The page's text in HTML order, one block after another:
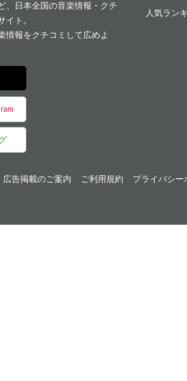
、日本全国の音楽情報・クチ
イト。
情報をクチコミして広めよ
人気ラン
広告掲載のご案内 ご利用規約 プライバシー